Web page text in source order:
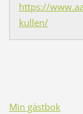
https://
kullen/
Min gästbok